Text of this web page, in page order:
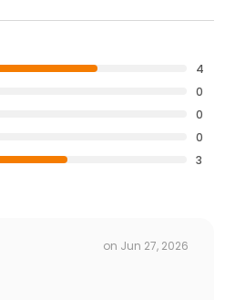
4
0
0
0
3
on Jun 27, 2026